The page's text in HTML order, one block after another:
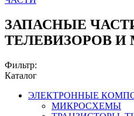
ЗАПАСНЫЕ
ТЕЛЕВИЗОРОВ
Фильтр:
Каталог
ЭЛЕКТРОННЫЕ
МИКРОСХЕМЫ